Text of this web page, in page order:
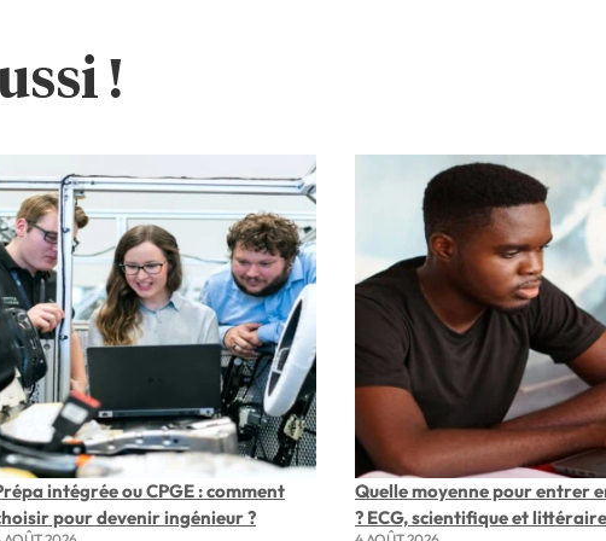
!
intégrée ou CPGE : comment
pour devenir ingénieur ?
Quelle moyenne pour entrer
? ECG, scientifique et littéraire